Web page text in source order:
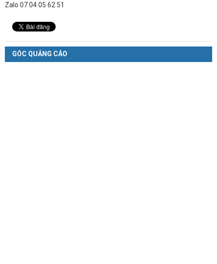
Zalo 07 04 05 62 51
GÓC QUẢNG CÁO